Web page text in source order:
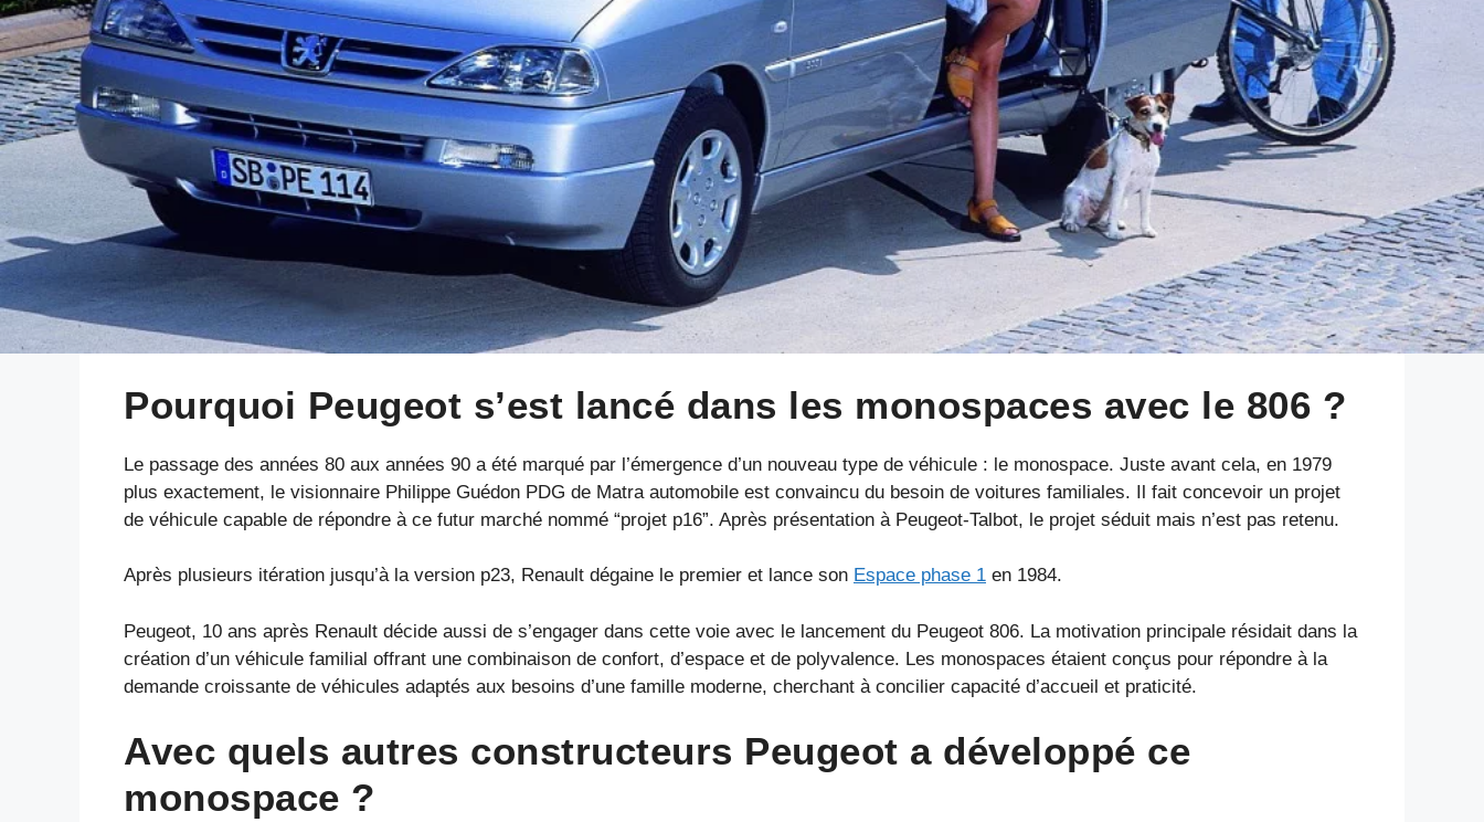
Pourquoi Peugeot s’est lancé dans les monospaces avec le 806 ?
Le passage des années 80 aux années 90 a été marqué par l’émergence d’un nouveau type de véhicule : le monospace. Juste avant cela, en 1979
plus exactement, le visionnaire Philippe Guédon PDG de Matra automobile est convaincu du besoin de voitures familiales. Il fait concevoir un projet
de véhicule capable de répondre à ce futur marché nommé “projet p16”. Après présentation à Peugeot-Talbot, le projet séduit mais n’est pas retenu.
Après plusieurs itération jusqu’à la version p23, Renault dégaine le premier et lance son Espace phase 1 en 1984.
Peugeot, 10 ans après Renault décide aussi de s’engager dans cette voie avec le lancement du Peugeot 806. La motivation principale résidait dans la
création d’un véhicule familial offrant une combinaison de confort, d’espace et de polyvalence. Les monospaces étaient conçus pour répondre à la
demande croissante de véhicules adaptés aux besoins d’une famille moderne, cherchant à concilier capacité d’accueil et praticité.
Avec quels autres constructeurs Peugeot a développé ce
monospace ?